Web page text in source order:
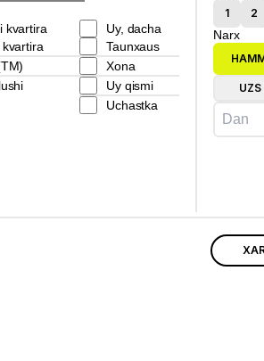
kvartira
Uy, dacha
Taunxaus
Хona
Uy qismi
Uchastka
1 2
Narx
UZS